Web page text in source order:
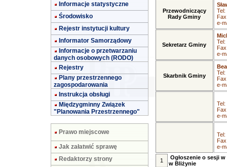
Informacje statystyczne
Środowisko
Rejestr instytucji kultury
Informator Samorządowy
Informacje o przetwarzaniu
danych osobowych (RODO)
Rejestry
Plany przestrzennego
zagospodarowania
Instrukcja obsługi
Międzygminny Związek
"Planowania Przestrzennego"
Prawo miejscowe
Jak załatwić sprawę
Redaktorzy strony
Przewodniczący
Rady Gminy
Tel:
e-
Sekretarz Gminy
Tel:
e-
Skarbnik Gminy
Tel:
e-
Tel:
e-
Tel:
e-
1
Ogłoszenie o sesji
w Bliżynie